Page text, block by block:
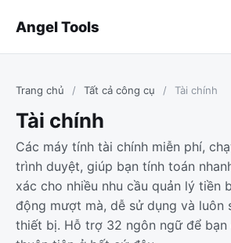
Angel Tools
Trang chủ / Tất cả công cụ / Tài chính
Tài chính
Các máy tính tài chính miễn phí,
trình duyệt, giúp bạn tính toán
xác cho nhiều nhu cầu quản lý tiền
động mượt mà, dễ sử dụng và luôn
thiết bị. Hỗ trợ 32 ngôn ngữ để bạn